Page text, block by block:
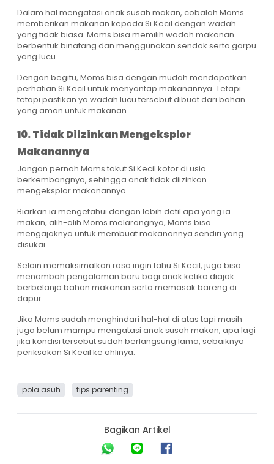
Dalam hal mengatasi anak susah makan, cobalah Moms
memberikan makanan kepada Si Kecil dengan wadah
yang tidak biasa. Moms bisa memilih wadah makanan
berbentuk binatang dan menggunakan sendok serta garpu
yang lucu.
Dengan begitu, Moms bisa dengan mudah mendapatkan
perhatian Si Kecil untuk menyantap makanannya. Tetapi
tetapi pastikan ya wadah lucu tersebut dibuat dari bahan
yang aman untuk makanan.
10. Tidak Diizinkan Mengeksplor
Makanannya
Jangan pernah Moms takut Si Kecil kotor di usia
berkembangnya, sehingga anak tidak diizinkan
mengeksplor makanannya.
Biarkan ia mengetahui dengan lebih detil apa yang ia
makan, alih-alih Moms melarangnya, Moms bisa
mengajaknya untuk membuat makanannya sendiri yang
disukai.
Selain memaksimalkan rasa ingin tahu Si Kecil, juga bisa
menambah pengalaman baru bagi anak ketika diajak
berbelanja bahan makanan serta memasak bareng di
dapur.
Jika Moms sudah menghindari hal-hal di atas tapi masih
juga belum mampu mengatasi anak susah makan, apa lagi
jika kondisi tersebut sudah berlangsung lama, sebaiknya
periksakan Si Kecil ke ahlinya.
pola asuh tips parenting
Bagikan Artikel